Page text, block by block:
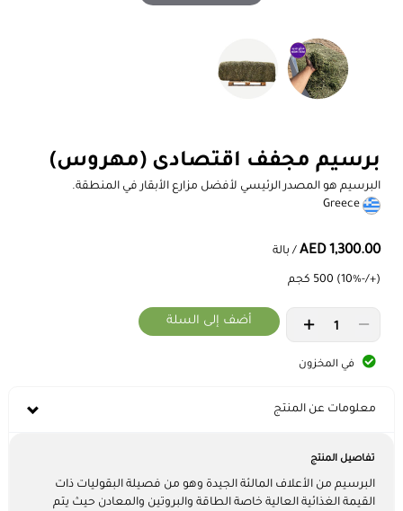
برسيم مجفف اقتصادى (مهروس)
البرسيم هو المصدر الرئيسي لأفضل مزارع الأبقار في المنطقة.
Greece
AED 1,300.00 / بالة
(+/-10%) 500 كجم
أضف إلى السلة
في المخزون
معلومات عن المنتج
تفاصيل المنتج
البرسيم من الأعلاف المالئة الجيدة وهو من فصيلة البقوليات ذات
القيمة الغذائية العالية خاصة الطاقة والبروتين والمعادن حيث يتم